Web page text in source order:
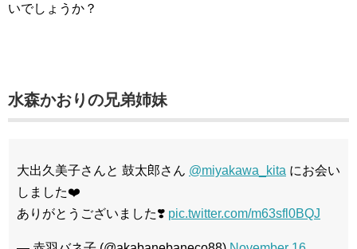
いでしょうか？
水森かおりの兄弟姉妹
大出久美子さんと 鼓太郎さん @miyakawa_kita にお会い
しました❤️
ありがとうございました❣️ pic.twitter.com/m63sfl0BQJ